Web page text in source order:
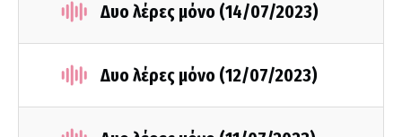
Δυο λέρες μόνο (14/07/2023)
Δυο λέρες μόνο (12/07/2023)